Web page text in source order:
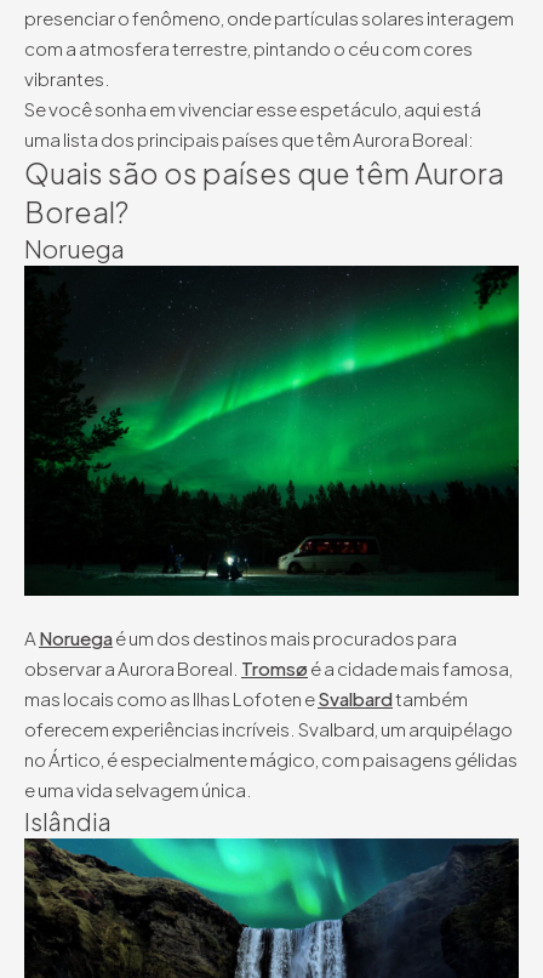
presenciar o fenômeno, onde partículas solares interagem
com a atmosfera terrestre, pintando o céu com cores
vibrantes.
Se você sonha em vivenciar esse espetáculo, aqui está
uma lista dos principais países que têm Aurora Boreal:
Quais são os países que têm Aurora
Boreal?
Noruega
A Noruegaé um dos destinos mais procurados para
observar a Aurora Boreal. Tromsø é a cidade mais famosa,
mas locais como as Ilhas Lofoten eSvalbardtambém
oferecem experiências incríveis. Svalbard, um arquipélago
no Ártico, é especialmente mágico, com paisagens gélidas
e uma vida selvagem única.
Islândia